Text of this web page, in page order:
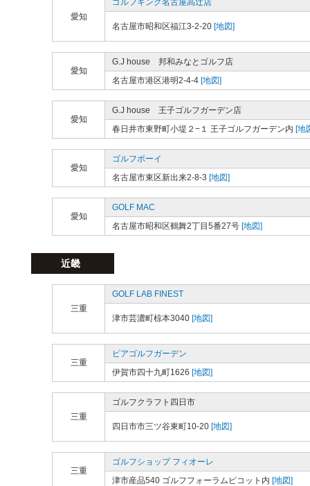
愛知
ゴルフキング名古屋高辻店
名古屋市昭和区福江3-2-20 [地図]
愛知
G.J house 邦和みなとゴルフ店
名古屋市港区港明2-4-4 [地図]
愛知
G.J house 王子ゴルフガーデン店
春日井市東野町小堤２−１ 王子ゴルフガーデン内 [地
愛知
ゴルフボーイ
名古屋市東区新出来2-8-3 [地図]
愛知
GOLF MAC
名古屋市昭和区鶴舞2丁目5番27号 [地図]
近畿
三重
GOLF LAB FINEST
津市芸濃町椋本3040 [地図]
三重
ピアゴルフガーデン
伊賀市四十九町1626 [地図]
三重
ゴルフクラフト四日市
四日市市三ツ谷東町10-20 [地図]
三重
ゴルフショップ フィオーレ
津市産品540 ゴルフフォーラムピコット内 [地図]